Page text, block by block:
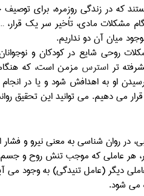
که در زندگي روزمره، براي توصيف
مشکلات مادي، تاُخير سر يک
ميان آن دو نداريم.
روحي شايع در کودکان و
تر استرس مزمن است، که
او به اهدافش شود و يا در
مي دهيم. می توانید این تحقیق
در روان شناسی به معنی نیرو و
هر عاملی که موجب تنش روح و
دیگر (عامل تنیدگی) به وجود می
می شود.